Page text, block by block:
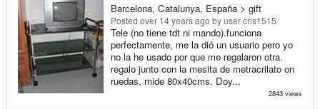
Barcelona, Catalunya, España > gift
Posted over 14 years ago by user cris1515
Tele (no tiene tdt ni mando).funciona
perfectamente, me la dió un usuario pero yo
no la he usado por que me regalaron otra.
regalo junto con la mesita de metracrilato on
ruedas, mide 80x40cms. Doy...
2843 views